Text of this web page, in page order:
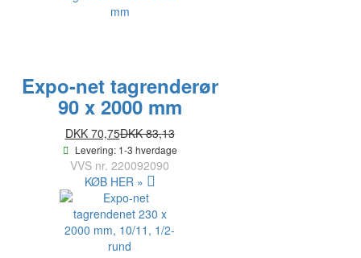
Expo-net tagrenderør
90 x 2000 mm
DKK 70,75DKK 83,13
Levering: 1-3 hverdage
VVS nr. 220092090
KØB HER »